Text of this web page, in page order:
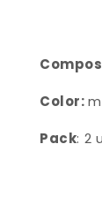
Color:
Pack: 2